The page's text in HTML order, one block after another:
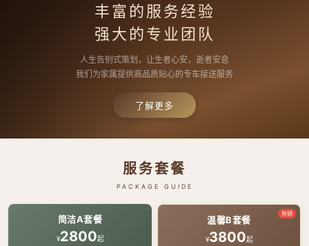
丰富的服务经验
强大的专业团队
人生告别式策划，让生者心安，逝者安息
我们为家属提供高品质贴心的专车接送服务
了解更多
服务套餐
PACKAGE GUIDE
简洁A套餐
¥2800起
热销
温馨B套餐
¥3800起